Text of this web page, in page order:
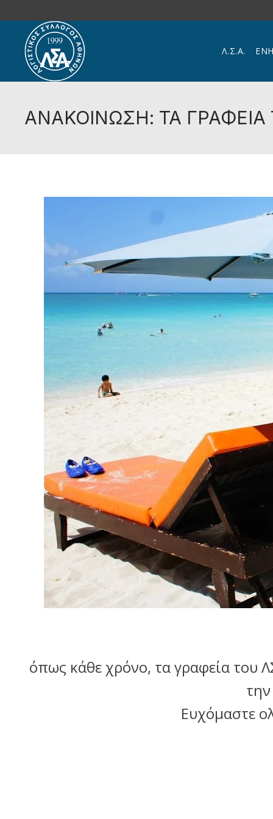
Skip to main content
Λ.Σ.Α.
ΑΝΑΚΟΙΝΩΣΗ: ΤΑ
όπως κάθε χρόνο, τα γραφεία του
Ευχόμαστε